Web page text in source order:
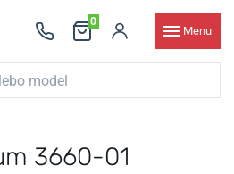
0
Menu
3660-01